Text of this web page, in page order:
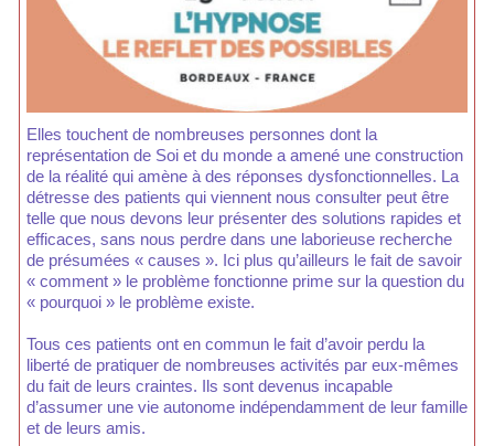
Elles touchent de nombreuses personnes dont la
représentation de Soi et du monde a amené une construction
de la réalité qui amène à des réponses dysfonctionnelles. La
détresse des patients qui viennent nous consulter peut être
telle que nous devons leur présenter des solutions rapides et
efficaces, sans nous perdre dans une laborieuse recherche
de présumées « causes ». Ici plus qu’ailleurs le fait de savoir
« comment » le problème fonctionne prime sur la question du
« pourquoi » le problème existe.
Tous ces patients ont en commun le fait d’avoir perdu la
liberté de pratiquer de nombreuses activités par eux-mêmes
du fait de leurs craintes. Ils sont devenus incapable
d’assumer une vie autonome indépendamment de leur famille
et de leurs amis.